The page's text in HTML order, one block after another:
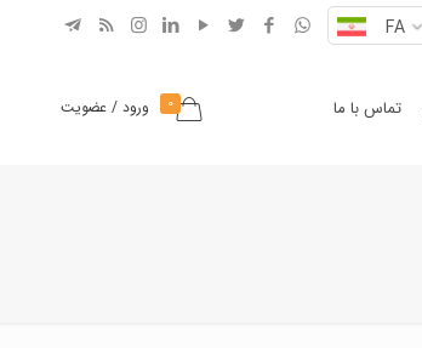
FA
تماس با ما 0 ورود / عضویت